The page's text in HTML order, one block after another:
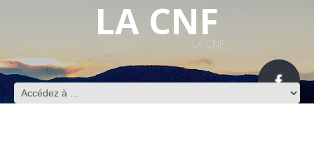
LA CNF
LA CNF